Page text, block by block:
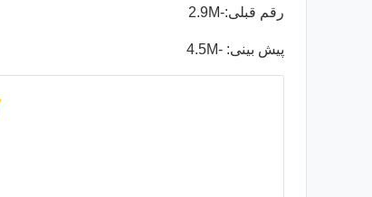
رقم قبلی:-2.9M
پیش بینی: -4.5M